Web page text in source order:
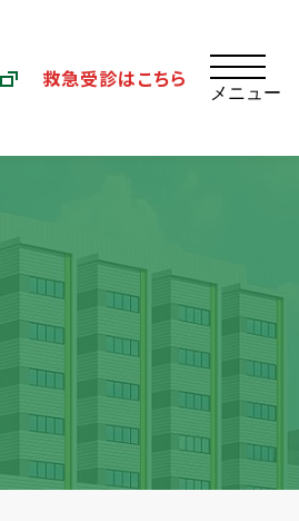
救急受診はこちら
メニュー